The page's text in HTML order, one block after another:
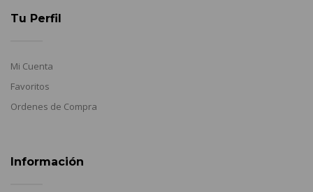
Tu Perfil
Mi Cuenta
Favoritos
Ordenes de Compra
Información